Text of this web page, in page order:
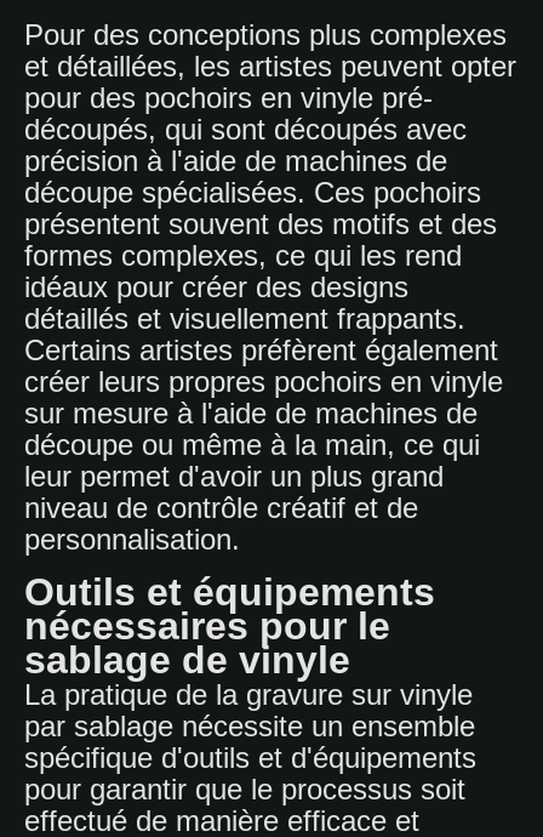
Pour des conceptions plus complexes
et détaillées, les artistes peuvent opter
pour des pochoirs en vinyle pré-
découpés, qui sont découpés avec
précision à l'aide de machines de
découpe spécialisées. Ces pochoirs
présentent souvent des motifs et des
formes complexes, ce qui les rend
idéaux pour créer des designs
détaillés et visuellement frappants.
Certains artistes préfèrent également
créer leurs propres pochoirs en vinyle
sur mesure à l'aide de machines de
découpe ou même à la main, ce qui
leur permet d'avoir un plus grand
niveau de contrôle créatif et de
personnalisation.
Outils et équipements
nécessaires pour le
sablage de vinyle
La pratique de la gravure sur vinyle
par sablage nécessite un ensemble
spécifique d'outils et d'équipements
pour garantir que le processus soit
effectué de manière efficace et